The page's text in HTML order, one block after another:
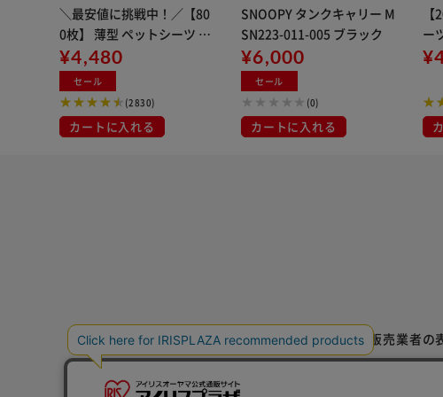
＼最安値に挑戦中！／【80
0枚】 薄型 ペットシーツ レ
ギュラー 200枚×4袋 犬 シ
ーツ トイレ
¥4,480
セール
(2830)
カートに入れる
SNOOPY タンクキャリー M
SN223-011-005 ブラック
¥6,000
セール
(0)
カートに入れる
ー
×2
特定商取引法に基づく通信販売業者の